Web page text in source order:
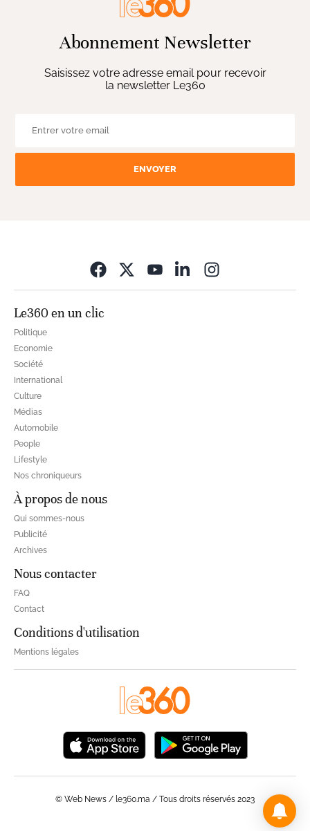
Abonnement Newsletter
Saisissez votre adresse email pour recevoir
la newsletter Le360
ENVOYER
Le360 en un clic
Politique
Economie
Société
International
Culture
Médias
Automobile
People
Lifestyle
Nos chroniqueurs
À propos de nous
Qui sommes-nous
Publicité
Archives
Nous contacter
FAQ
Contact
Conditions d'utilisation
Mentions légales
© Web News / le360.ma / Tous droits réservés 2023